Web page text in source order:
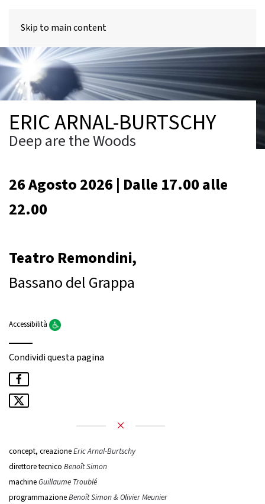
Skip to main content
ERIC ARNAL-BURTSCHY
Deep are the Woods
26 Agosto 2026 | Dalle 17.00 alle
22.00
Teatro Remondini,
Bassano del Grappa
Accessibilità
Condividi questa pagina
concept, creazioneEric Arnal-Burtschy
direttore tecnico Benoît Simon
machineGuillaume Troublé
programmazioneBenoît Simon & Olivier Meunier